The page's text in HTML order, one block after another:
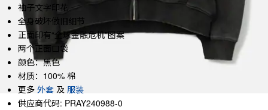
袖子文字印花
全身破坏做旧细节
正面印有“全球金融危机”图案
两个正面口袋
颜色：黑色
材质：100% 棉
更多 外套 及 服装
供应商代码: PRAY240988-0